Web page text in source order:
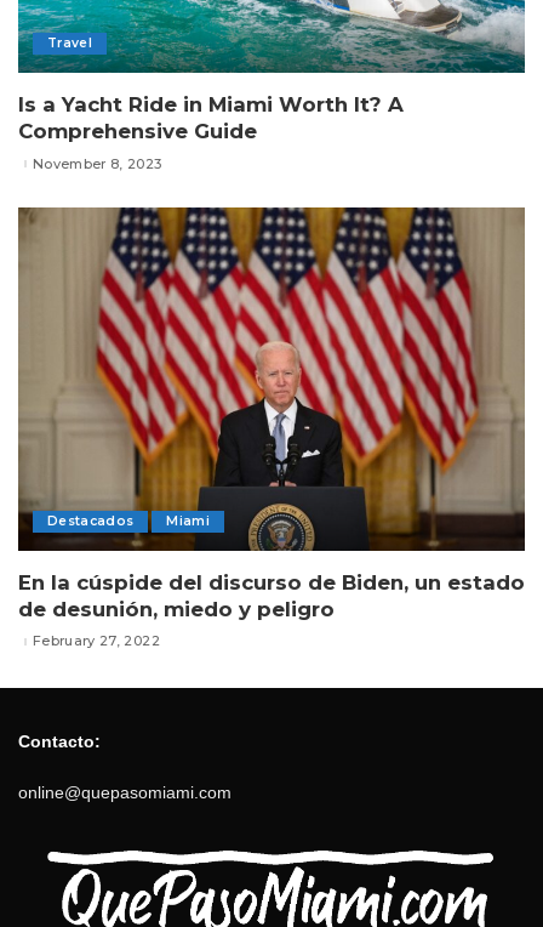
Travel
Is a Yacht Ride in Miami Worth It? A
Comprehensive Guide
November 8, 2023
Destacados Miami
En la cúspide del discurso de Biden, un estado
de desunión, miedo y peligro
February 27, 2022
Contacto:
online@quepasomiami.com